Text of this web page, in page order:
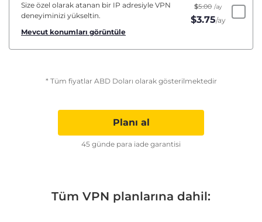
Size özel olarak atanan bir IP adresiyle VPN
deneyiminizi yükseltin.
Mevcut konumları görüntüle
$5.00 /ay
$3.75/ay
* Tüm fiyatlar ABD Doları olarak gösterilmektedir
Planı al
45 günde para iade garantisi
Tüm VPN planlarına dahil: